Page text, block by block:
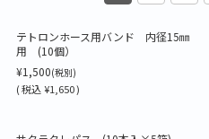
テトロンホース用バンド 内径15㎜
用 (10個）
¥1,500(税別)
(税込¥1,650 )